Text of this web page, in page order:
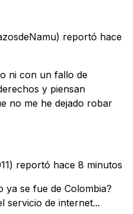
reportó hace
ni con un fallo de
y piensan
no me he dejado robar
reportó hace 8 minutos
ya se fue de Colombia?
servicio de internet...